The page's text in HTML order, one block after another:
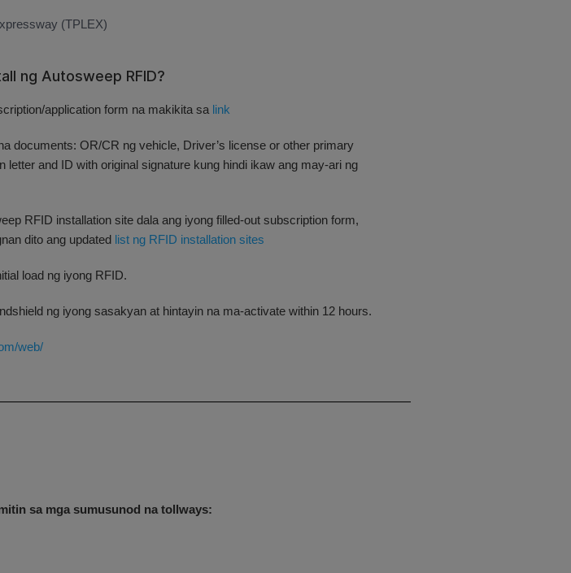
(TPLEX)
ng Autosweep RFID?
application form na makikita sa link
documents: OR/CR ng vehicle, Driver’s license or other primary
letter and ID with original signature kung hindi ikaw ang may-ari ng
RFID installation site dala ang iyong filled-out subscription form,
dito ang updated list ng RFID installation sites
load ng iyong RFID.
ng iyong sasakyan at hintayin na ma-activate within 12 hours.
web/
sa mga sumusunod na tollways: